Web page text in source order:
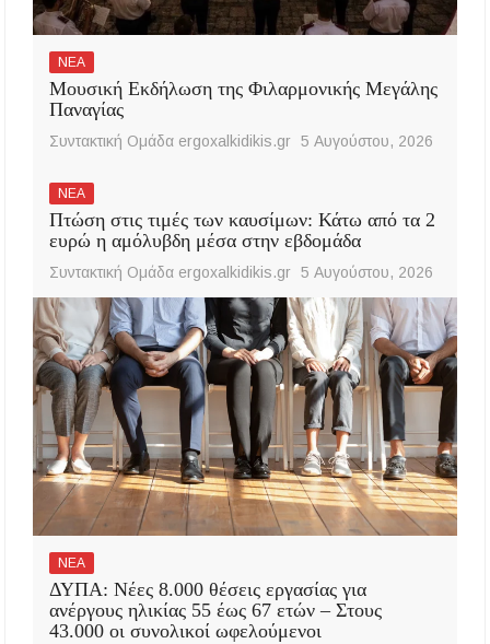
ΝΕΑ
Μουσική Εκδήλωση της Φιλαρμονικής Μεγάλης
Παναγίας
Συντακτική Ομάδα ergoxalkidikis.gr 5 Αυγούστου, 2026
ΝΕΑ
Πτώση στις τιμές των καυσίμων: Κάτω από τα 2
ευρώ η αμόλυβδη μέσα στην εβδομάδα
Συντακτική Ομάδα ergoxalkidikis.gr 5 Αυγούστου, 2026
ΝΕΑ
ΔΥΠΑ: Νέες 8.000 θέσεις εργασίας για
ανέργους ηλικίας 55 έως 67 ετών – Στους
43.000 οι συνολικοί ωφελούμενοι